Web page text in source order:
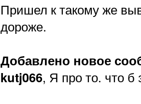
Пришел к такому же
дороже.
Добавлено новое
kutj066, Я про то. что